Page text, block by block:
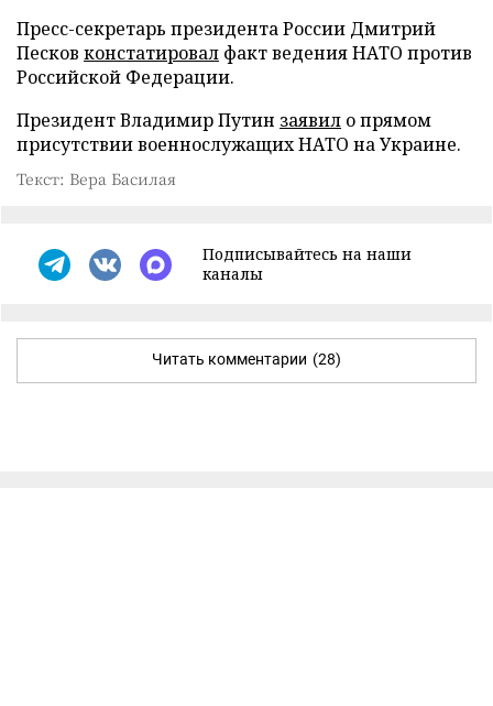
Пресс-секретарь президента России Дмитрий
Песков констатировал факт ведения НАТО против
Российской Федерации.
Президент Владимир Путин заявил о прямом
присутствии военнослужащих НАТО на Украине.
Текст: Вера Басилая
Подписывайтесь на наши
каналы
Читать комментарии (28)